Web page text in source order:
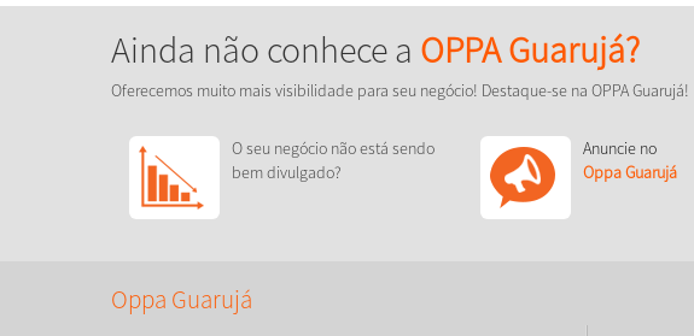
Ainda não conhece a OPPA Guarujá?
Oferecemos muito mais visibilidade para seu negócio! Destaque-se na OPPA Guarujá!
O seu negócio não está sendo
bem divulgado?
Anuncie no
Oppa Guarujá
Oppa Guarujá